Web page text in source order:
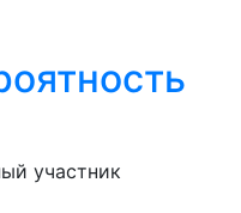
участник